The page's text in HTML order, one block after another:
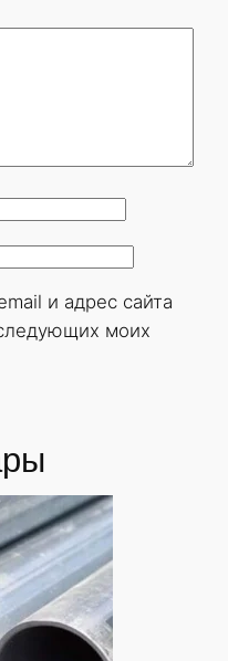
и адрес сайта
моих